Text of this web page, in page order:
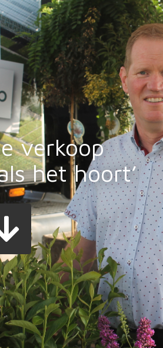
verkoop
het hoort’